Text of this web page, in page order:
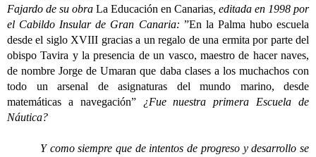
Fajardo de su obra La Educación en Canarias , editada en 1998 por
el Cabildo Insular de Gran Canaria: ”En la Palma hubo escuela
desde el siglo XVIII gracias a un regalo de una ermita por parte del
obispo Tavira y la presencia de un vasco, maestro de hacer naves,
de nombre Jorge de Umaran que daba clases a los muchachos con
todo un arsenal de asignaturas del mundo marino, desde
matemáticas a navegación”¿Fue nuestra primera Escuela de
Náutica?
Y como siempre que de intentos de progreso y desarrollo se